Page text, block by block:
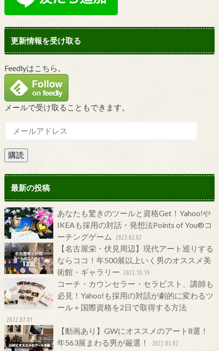
更新情報を受け取る
Feedlyはこちら。
メールで受け取ることもできます。
購読
最新の投稿
あなたも驚きのツールと資格Get！Yahoo!や
IKEAも採用の対話・発想法Points of You®コ
ーチングゲーム
2023.02.02
【名古屋栄・伏見周辺】現代アート巡りする
ならココ！年500展以上いく男のオススメ美
術館・ギャラリー 2022.10.19
コーチ・カウンセラー・セラピスト、講師も
必見！Yahoo!も採用の対話が劇的に変わるツ
ール＋国際資格を2日で取得する方法
2022.07.01
【動画あり】GWにオススメのアート8選！
年563展まわる男が厳選！
2022.05.02